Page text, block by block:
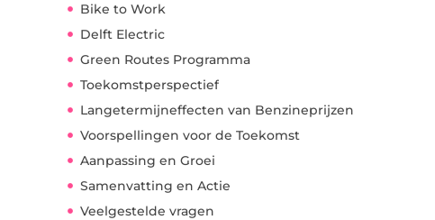
Bike to Work
Delft Electric
Green Routes Programma
Toekomstperspectief
Langetermijneffecten van Benzineprijzen
Voorspellingen voor de Toekomst
Aanpassing en Groei
Samenvatting en Actie
Veelgestelde vragen